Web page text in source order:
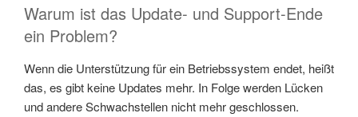
Warum ist das Update- und Support-Ende
ein Problem?
Wenn die Unterstützung für ein Betriebssystem endet, heißt
das, es gibt keine Updates mehr. In Folge werden Lücken
und andere Schwachstellen nicht mehr geschlossen.